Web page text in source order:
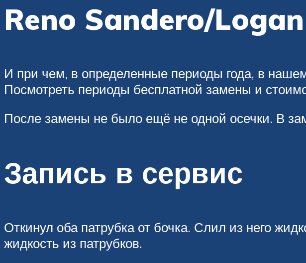
Reno Sandero/
И при чем, в определенные периоды года, в
Посмотреть периоды бесплатной замены и
После замены не было ещё не одной осечки. В
Запись в сервис
Откинул оба патрубка от бочка. Слил из него
жидкость из патрубков.